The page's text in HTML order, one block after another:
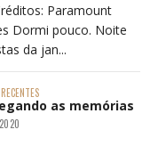
Paramount
Dormi pouco. Noite
da jan...
RECENTES
as memórias